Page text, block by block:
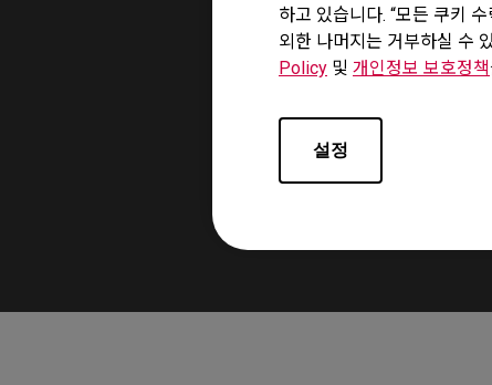
하고 있습니다. “모든 쿠키
외한 나머지는 거부하실 수
Policy 및 개인정보 보호정책
설정